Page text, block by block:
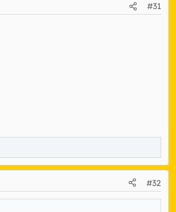
#31
#32